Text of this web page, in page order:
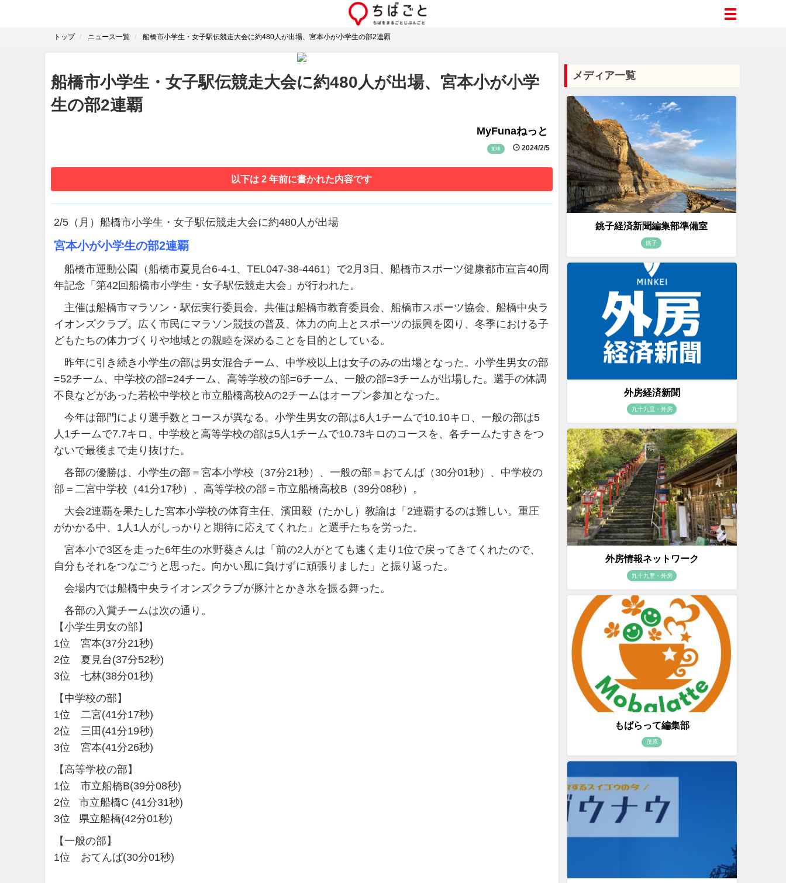
トップ ニュース一覧 船橋市小学生・女子駅伝競走大会に約480人が出場、宮本小が小学生の部2連覇
船橋市小学生・女子駅伝競走大会に約480人が出場、宮本小が小学
生の部2連覇
MyFunaねっと
船橋 2024/2/5
以下は 2 年前に書かれた内容です
2/5（月）船橋市小学生・女子駅伝競走大会に約480人が出場
宮本小が小学生の部2連覇
船橋市運動公園（船橋市夏見台6-4-1、TEL047-38-4461）で2月3日、船橋市スポーツ健康都市宣言40周
年記念「第42回船橋市小学生・女子駅伝競走大会」が行われた。
主催は船橋市マラソン・駅伝実行委員会。共催は船橋市教育委員会、船橋市スポーツ協会、船橋中央ラ
イオンズクラブ。広く市民にマラソン競技の普及、体力の向上とスポーツの振興を図り、冬季における子
どもたちの体力づくりや地域との親睦を深めることを目的としている。
昨年に引き続き小学生の部は男女混合チーム、中学校以上は女子のみの出場となった。小学生男女の部
=52チーム、中学校の部=24チーム、高等学校の部=6チーム、一般の部=3チームが出場した。選手の体調
不良などがあった若松中学校と市立船橋高校Aの2チームはオープン参加となった。
今年は部門により選手数とコースが異なる。小学生男女の部は6人1チームで10.10キロ、一般の部は5
人1チームで7.7キロ、中学校と高等学校の部は5人1チームで10.73キロのコースを、各チームたすきをつ
ないで最後まで走り抜けた。
各部の優勝は、小学生の部＝宮本小学校（37分21秒）、一般の部＝おてんば（30分01秒）、中学校の
部＝二宮中学校（41分17秒）、高等学校の部＝市立船橋高校B（39分08秒）。
大会2連覇を果たした宮本小学校の体育主任、濱田毅（たかし）教諭は「2連覇するのは難しい。重圧
がかかる中、1人1人がしっかりと期待に応えてくれた」と選手たちを労った。
宮本小で3区を走った6年生の水野葵さんは「前の2人がとても速く走り1位で戻ってきてくれたので、
自分もそれをつなごうと思った。向かい風に負けずに頑張りました」と振り返った。
会場内では船橋中央ライオンズクラブが豚汁とかき氷を振る舞った。
各部の入賞チームは次の通り。
【小学生男女の部】
1位 宮本(37分21秒)
2位 夏見台(37分52秒)
3位 七林(38分01秒)
【中学校の部】
1位 二宮(41分17秒)
2位 三田(41分19秒)
3位 宮本(41分26秒)
【高等学校の部】
1位 市立船橋B(39分08秒)
2位 市立船橋C (41分31秒)
3位 県立船橋(42分01秒)
【一般の部】
1位 おてんば(30分01秒)
メディア一覧
銚子経済新聞編集部準備室
銚子
外房経済新聞
九十九里・外房
外房情報ネットワーク
九十九里・外房
もばらって編集部
茂原